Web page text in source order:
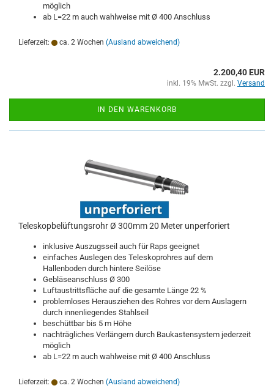
möglich
ab L=22 m auch wahlweise mit Ø 400 Anschluss
Lieferzeit: ca. 2 Wochen (Ausland abweichend)
2.200,40 EUR
inkl. 19% MwSt. zzgl. Versand
IN DEN WARENKORB
Teleskopbelüftungsrohr Ø 300mm 20 Meter unperforiert
inklusive Auszugsseil auch für Raps geeignet
einfaches Auslegen des Teleskoprohres auf dem
Hallenboden durch hintere Seilöse
Gebläseanschluss Ø 300
Luftaustrittsfläche auf die gesamte Länge 22 %
problemloses Herausziehen des Rohres vor dem Auslagern
durch innenliegendes Stahlseil
beschüttbar bis 5 m Höhe
nachträgliches Verlängern durch Baukastensystem jederzeit
möglich
ab L=22 m auch wahlweise mit Ø 400 Anschluss
Lieferzeit: ca. 2 Wochen (Ausland abweichend)